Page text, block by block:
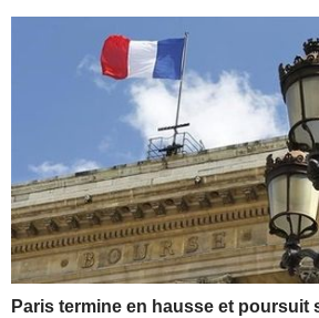
Paris termine en hausse et poursuit